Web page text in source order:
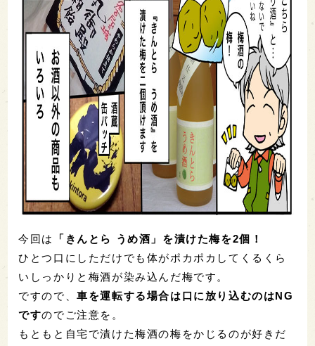
今回は
「きんとら うめ酒」を漬けた梅を2個！
ひとつ口にしただけでも体がポカポカしてくるくら
いしっかりと梅酒が染み込んだ梅です。
ですので、車を運転する場合は口に放り込むのはNG
ですのでご注意を。
もともと自宅で漬けた梅酒の梅をかじるのが好きだ